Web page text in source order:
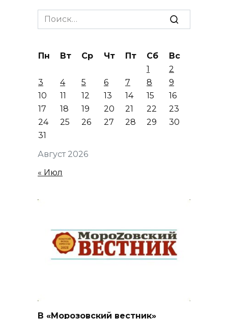
Search
for:
Август 2026
Пн Вт Ср Чт Пт Сб
Вс
1
2
3
4 5 6 7 8
9
10
11 12 13 14 15
16
17
18 19 20 21 22
23
24
25 26 27 28 29
30
31
« Июл
В «Морозовский вестник»